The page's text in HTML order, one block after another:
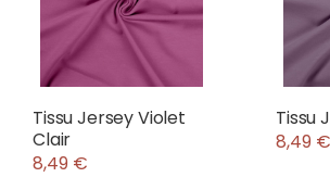
Tissu Jersey Violet
Clair
8,49 €
Tissu
8,49 €